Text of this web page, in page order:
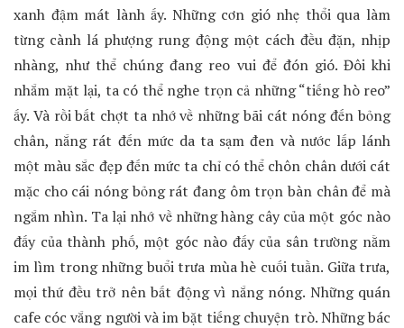
xanh đậm mát lành ấy. Những cơn gió nhẹ thổi qua làm
từng cành lá phượng rung động một cách đều đặn, nhịp
nhàng, như thể chúng đang reo vui để đón gió. Đôi khi
nhắm mặt lại, ta có thể nghe trọn cả những “tiếng hò reo”
ấy. Và rồi bất chợt ta nhớ về những bãi cát nóng đến bỏng
chân, nắng rát đến mức da ta sạm đen và nước lấp lánh
một màu sắc đẹp đến mức ta chỉ có thể chôn chân dưới cát
mặc cho cái nóng bỏng rát đang ôm trọn bàn chân để mà
ngắm nhìn. Ta lại nhớ về những hàng cây của một góc nào
đấy của thành phố, một góc nào đấy của sân trường nằm
im lìm trong những buổi trưa mùa hè cuối tuần. Giữa trưa,
mọi thứ đều trở nên bất động vì nắng nóng. Những quán
cafe cóc vắng người và im bặt tiếng chuyện trò. Những bác